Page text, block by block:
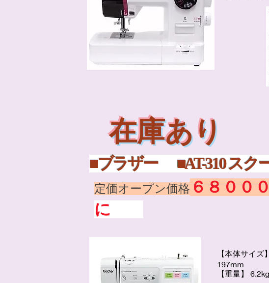
在庫あり
■ブラザー
定価オープン価格６８００
に
【本体サイ
197mm
【重量】